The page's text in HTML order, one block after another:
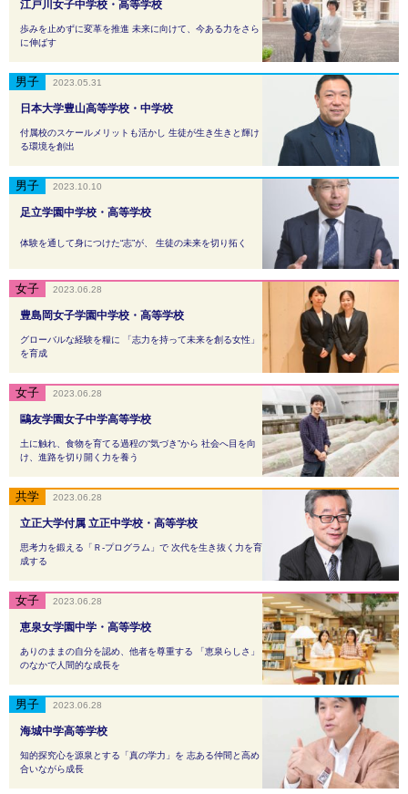
江戸川女子中学校・高等学校
歩みを止めずに変革を推進 未来に向けて、今ある力をさら
に伸ばす
日本大学豊山高等学校・中学校
付属校のスケールメリットも活かし 生徒が生き生きと輝け
る環境を創出
2023.05.31
足立学園中学校・高等学校
体験を通して身につけた“志”が、 生徒の未来を切り拓く
2023.10.10
豊島岡女子学園中学校・高等学校
グローバルな経験を糧に 「志力を持って未来を創る女性」
を育成
2023.06.28
鷗友学園女子中学高等学校
土に触れ、食物を育てる過程の“気づき”から 社会へ目を向
け、進路を切り開く力を養う
2023.06.28
立正大学付属 立正中学校・高等学校
思考力を鍛える「Ｒ-プログラム」で 次代を生き抜く力を育
成する
2023.06.28
恵泉女学園中学・高等学校
ありのままの自分を認め、他者を尊重する 「恵泉らしさ」
のなかで人間的な成長を
2023.06.28
海城中学高等学校
知的探究心を源泉とする「真の学力」を 志ある仲間と高め
合いながら成長
2023.06.28